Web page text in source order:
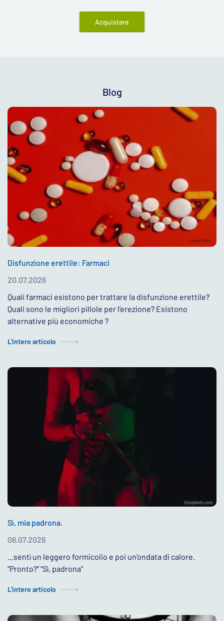
Acquistare
Blog
Disfunzione erettile: Farmaci
20.07.2026
Quali farmaci esistono per trattare la disfunzione erettile?
Quali sono le migliori pillole per l’erezione? Esistono
alternative più economiche ?
L'intero articolo
Sì, mia padrona.
06.07.2026
...sentì un leggero formicolio e poi un’ondata di calore.
“Pronto?” “Sì, padrona”
L'intero articolo